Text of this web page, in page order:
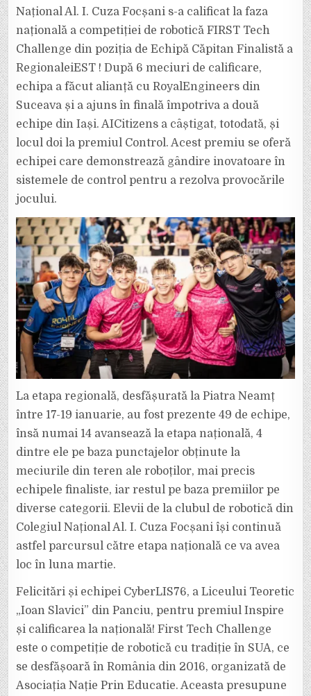
(COLEGIUL
„CUZA”
FOCȘANI)
ȘI
(LICEUL
„IOAN
SLAVICI”
PANCIU)
S-
AU
CALIFICAT
FAZA
NAȚIONALĂ
A
CONCURSULUI
FIRST
TECH
CHALLENGE
Național Al. I. Cuza Focșani s-a calificat la faza
națională a competiției de robotică FIRST Tech
Challenge din poziția de Echipă Căpitan Finalistă a
RegionaleiEST ! După 6 meciuri de calificare,
echipa a făcut alianță cu RoyalEngineers din
Suceava și a ajuns în finală împotriva a două
echipe din Iași. AICitizens a câștigat, totodată, și
locul doi la premiul Control. Acest premiu se oferă
echipei care demonstrează gândire inovatoare în
sistemele de control pentru a rezolva provocările
jocului.
La etapa regională, desfășurată la Piatra Neamț
între 17-19 ianuarie, au fost prezente 49 de echipe,
însă numai 14 avansează la etapa națională, 4
dintre ele pe baza punctajelor obținute la
meciurile din teren ale roboților, mai precis
echipele finaliste, iar restul pe baza premiilor pe
diverse categorii. Elevii de la clubul de robotică din
Colegiul Național Al. I. Cuza Focșani își continuă
astfel parcursul către etapa națională ce va avea
loc în luna martie.
Felicitări și echipei CyberLIS76, a Liceului Teoretic
„Ioan Slavici” din Panciu, pentru premiul Inspire
și calificarea la națională! First Tech Challenge
este o competiție de robotică cu tradiție în SUA, ce
se desfășoară în România din 2016, organizată de
Asociația Nație Prin Educatie. Aceasta presupune